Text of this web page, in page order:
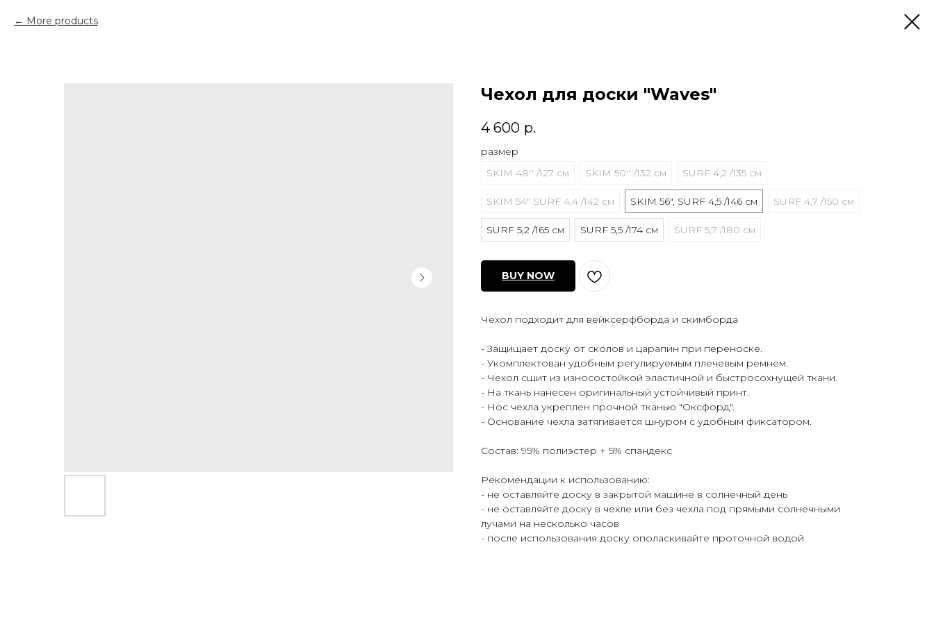
More products
Чехол для доски "Waves"
4 600 р.
размер
SKIM 48'' /127 см
SKIM 50'' /132 см SURF 4,2 /135 см
SKIM 54" SURF 4,4 /142 см SKIM 56", SURF 4,5 /146 см SURF 4,7 /150 см
SURF 5,2 /165 см SURF 5,5 /174 см SURF 5,7 /180 см
BUY NOW
Чехол подходит для вейксерфборда и скимборда
- Защищает доску от сколов и царапин при переноске.
- Укомплектован удобным регулируемым плечевым ремнем.
- Чехол сшит из износостойкой эластичной и быстросохнущей ткани.
- На ткань нанесен оригинальный устойчивый принт.
- Нос чехла укреплен прочной тканью "Оксфорд".
- Основание чехла затягивается шнуром с удобным фиксатором.
Cостав: 95% полиэстер + 5% спандекс
Рекомендации к использованию:
- не оставляйте доску в закрытой машине в солнечный день
- не оставляйте доску в чехле или без чехла под прямыми солнечными
лучами на несколько часов
- после использования доску ополаскивайте проточной водой